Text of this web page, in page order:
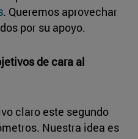
. Queremos aprovechar
por su apoyo.
de cara al
claro este segundo
Nuestra idea es